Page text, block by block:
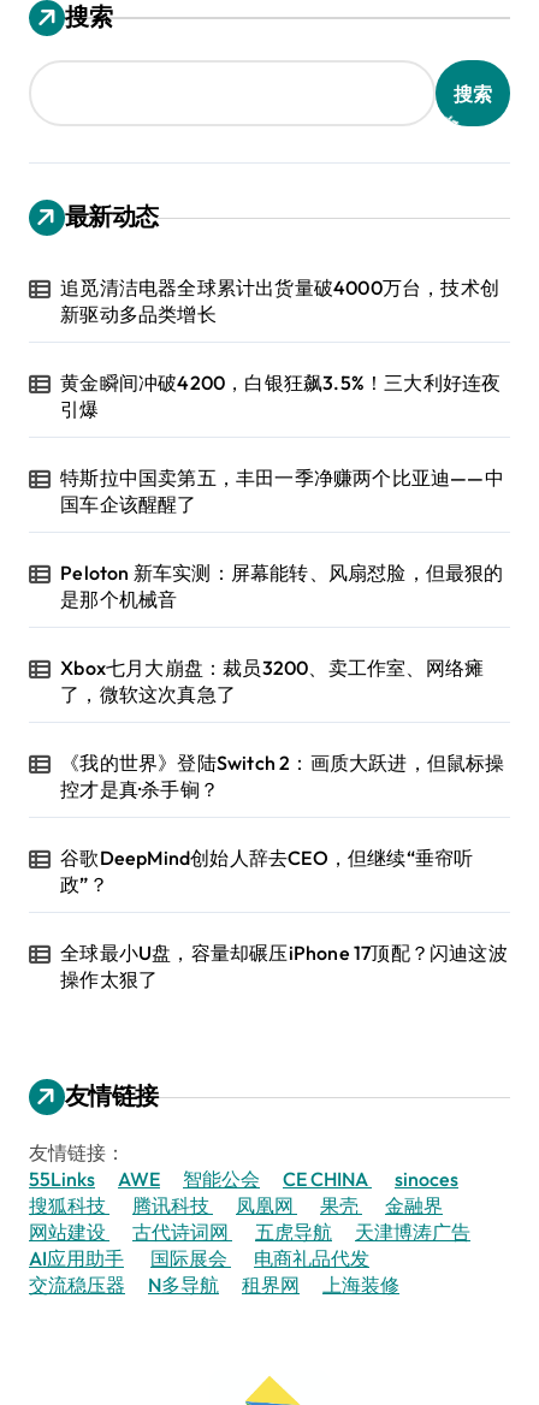
搜索
搜索
最新动态
追觅清洁电器全球累计出货量破4000万台，技术创
新驱动多品类增长
黄金瞬间冲破4200，白银狂飙3.5%！三大利好连夜
引爆
特斯拉中国卖第五，丰田一季净赚两个比亚迪——中
国车企该醒醒了
Peloton 新车实测：屏幕能转、风扇怼脸，但最狠的
是那个机械音
Xbox七月大崩盘：裁员3200、卖工作室、网络瘫
了，微软这次真急了
《我的世界》登陆Switch 2：画质大跃进，但鼠标操
控才是真·杀手锏？
谷歌DeepMind创始人辞去CEO，但继续“垂帘听
政”？
全球最小U盘，容量却碾压iPhone 17顶配？闪迪这波
操作太狠了
友情链接
友情链接：
55Links
AWE 智能公会 CE CHINA
sinoces
搜狐科技
腾讯科技 凤凰网 果壳
金融界
网站建设
古代诗词网 五虎导航
天津博涛广告
AI应用助手
国际展会
电商礼品代发
交流稳压器
N多导航 租界网 上海装修